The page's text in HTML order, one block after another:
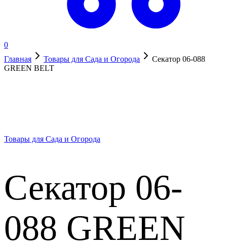
0
Главная
Товары для Сада и Огорода
Секатор 06-088
GREEN BELT
Товары для Сада и Огорода
Секатор 06-
088 GREEN